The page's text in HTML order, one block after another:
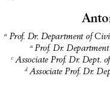
a Prof. Dr. Department of
a Prof. Dr.
c Associate Prof. Dr. Dept.
d Associate Prof. Dr.